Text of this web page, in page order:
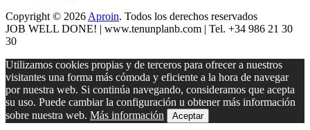
Copyright © 2026 Aproin. Todos los derechos reservados
JOB WELL DONE! | www.tenunplanb.com | Tel. +34 986 21 30
30
Utilizamos cookies propias y de terceros para ofrecer a nuestros
visitantes una forma más cómoda y eficiente a la hora de navegar
por nuestra web. Si continúa navegando, consideramos que acepta
su uso. Puede cambiar la configuración u obtener más información
sobre nuestra web. Más información Aceptar